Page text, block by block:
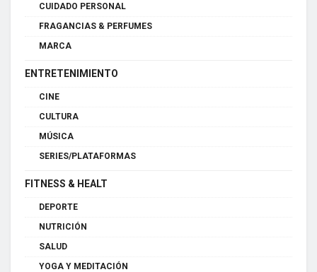
CUIDADO PERSONAL
FRAGANCIAS & PERFUMES
MARCA
ENTRETENIMIENTO
CINE
CULTURA
MÚSICA
SERIES/PLATAFORMAS
FITNESS & HEALT
DEPORTE
NUTRICIÓN
SALUD
YOGA Y MEDITACIÓN